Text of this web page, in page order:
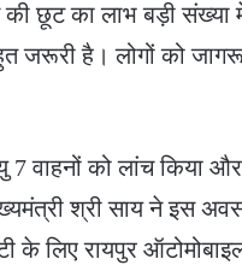
छूट का लाभ बड़ी संख्या में
जरूरी है। लोगों को
वाहनों को लांच किया
श्री साय ने इस
लिए रायपुर